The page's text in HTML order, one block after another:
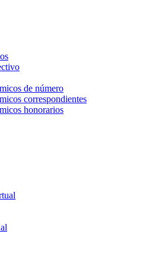
de número
correspondientes
honorarios